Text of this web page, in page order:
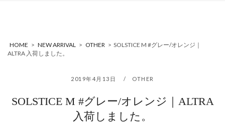
HOME > NEW ARRIVAL > OTHER > SOLSTICE M #グレー/オレンジ｜
ALTRA 入荷しました。
2019年4月13日 OTHER
SOLSTICE M #グレー/オレンジ｜ALTRA
入荷しました。